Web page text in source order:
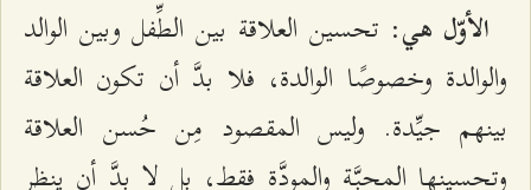
الأوّل هي: تحسين العلاقة بين الطِّفل وبين الوالد
والوالدة وخصوصًا الوالدة، فلا بدَّ أن تكون العلاقة
بينهم جيِّدة. وليس المقصود مِن حُسن العلاقة
وتحسينها المحبَّة والمودَّة فقط، بل لا بدَّ أن ينظر